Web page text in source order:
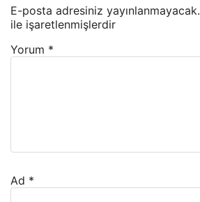
E-posta adresiniz yayınlanmayacak.
ile işaretlenmişlerdir
Yorum *
Ad *